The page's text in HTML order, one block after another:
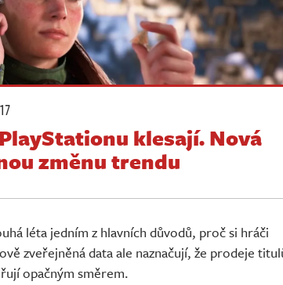
klesají. Nová
změnu trendu
léta jedním z hlavních důvodů, proč si hráči
zveřejněná data ale naznačují, že prodeje
opačným směrem.